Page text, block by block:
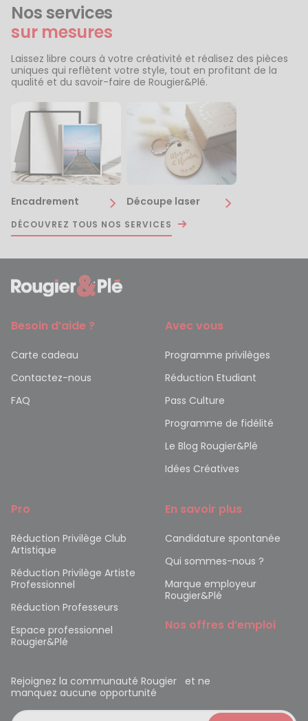
Nos services
sur mesures
Laissez libre cours à votre créativité et réalisez des pièces
uniques qui reflètent votre style, tout en profitant de la
qualité et du savoir-faire de Rougier&Plé.
Encadrement Découpe laser
DÉCOUVREZ TOUS NOS SERVICES
Besoin d’aide ?
Carte cadeau
Contactez-nous
FAQ
Avec vous
Programme privilèges
Réduction Etudiant
Pass Culture
Programme de fidélité
Le Blog Rougier&Plé
Idées Créatives
Pro
Réduction Privilège Club
Artistique
Réduction Privilège Artiste
Professionnel
Réduction Professeurs
Espace professionnel
Rougier&Plé
En savoir plus
Candidature spontanée
Qui sommes-nous ?
Marque employeur
Rougier&Plé
Nos offres d’emploi
Rejoignez la communauté Rougier et ne
manquez aucune opportunité